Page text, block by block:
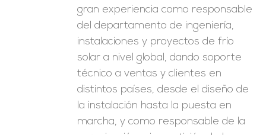
gran experiencia como responsable
del departamento de ingeniería,
instalaciones y proyectos de frío
solar a nivel global, dando soporte
técnico a ventas y clientes en
distintos países, desde el diseño de
la instalación hasta la puesta en
marcha, y como responsable de la